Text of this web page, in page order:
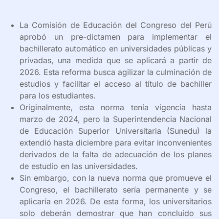
La Comisión de Educación del Congreso del Perú
aprobó un pre-dictamen para implementar el
bachillerato automático en universidades públicas y
privadas, una medida que se aplicará a partir de
2026. Esta reforma busca agilizar la culminación de
estudios y facilitar el acceso al título de bachiller
para los estudiantes.
Originalmente, esta norma tenía vigencia hasta
marzo de 2024, pero la Superintendencia Nacional
de Educación Superior Universitaria (Sunedu) la
extendió hasta diciembre para evitar inconvenientes
derivados de la falta de adecuación de los planes
de estudio en las universidades.
Sin embargo, con la nueva norma que promueve el
Congreso, el bachillerato sería permanente y se
aplicaría en 2026. De esta forma, los universitarios
solo deberán demostrar que han concluido sus